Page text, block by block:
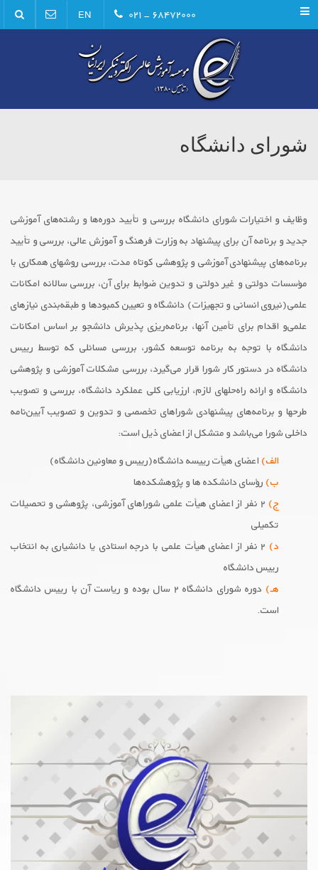
Menu ۶۸۴۷۲۰۰۰ - ۰۲۱ EN
شورای دانشگاه
وظایف و اختیارات شورای دانشگاه بررسی و تأیید دوره‌ها و رشته‌های آموزشی
جدید و برنامه آن برای پیشنهاد به وزارت فرهنگ و آموزش عالی، بررسی و تأیید
برنامه‌های پیشنهادی آموزشی و پژوهشی کوتاه مدت، بررسی روشهای همکاری با
مؤسسات دولتی و غیر دولتی و تدوین ضوابط برای آن، بررسی سالانه امکانات
علمی‌(‌نیروی انسانی و تجهیزات) دانشگاه و تعیین کمبودها و طبقه‌بندی نیازهای
علمی‌و اقدام برای تأمین آنها، برنامه‌ریزی پذیرش دانشجو بر اساس امکانات
دانشگاه با توجه به برنامه توسعه کشور، بررسی مسائلی که توسط رییس
دانشگاه در دستور کار شورا قرار می‌گیرد، بررسی مشکلات آموزشی و پژوهشی
دانشگاه و ارائه راه‌حلهای لازم، ارزیابی کلی عملکرد دانشگاه، بررسی و تصویب
طرحها و برنامه‌های پیشنهادی شوراهای تخصصی و تدوین و تصویب آیین‌نامه
داخلی شورا می‌باشد و متشکل از اعضای ذیل است:
‌الف) اعضای هیأت رییسه دانشگاه(رییس و معاونین دانشگاه)
ب) رؤسای دانشکده ها و پژوهشکده‌ها
ج)
۲ نفر از اعضای هیأت علمی ‌شوراهای آموزشی، پژوهشی و تحصیلات
تکمیلی
‌د)
۲ نفر از اعضای هیأت علمی با درجه استادی یا دانشیاری به انتخاب
رییس دانشگاه
هـ)
دوره شورای دانشگاه ۲ سال بوده و ریاست آن با رییس دانشگاه
است.